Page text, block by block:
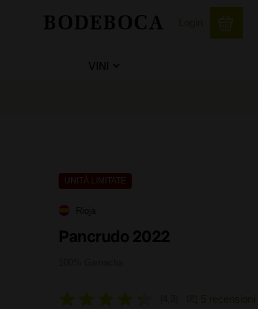
VINI
UNITÀ LIMITATE
Rioja
Pancrudo 2022